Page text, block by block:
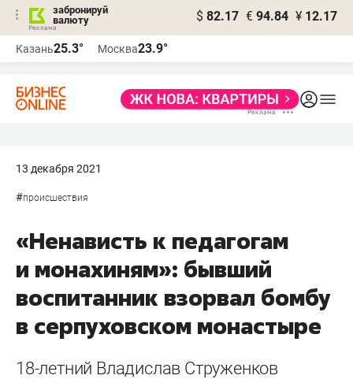
забронируй
валюту
$ 82.17 € 94.84 ¥ 12.17
Казань25.3° Москва23.9°
13 декабря 2021
#происшествия
«Ненависть к педагогам
и монахиням»: бывший
воспитанник взорвал бомбу
в серпуховском монастыре
18-летний Владислав Струженков